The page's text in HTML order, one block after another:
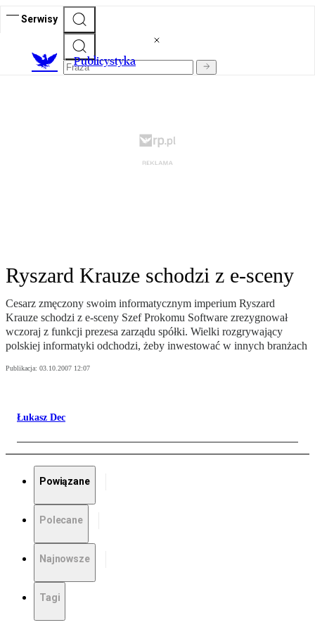
Serwisy
Publicystyka
Ryszard Krauze schodzi z e-sceny
Cesarz zmęczony swoim informatycznym imperium Ryszard
Krauze schodzi z e-sceny Szef Prokomu Software zrezygnował
wczoraj z funkcji prezesa zarządu spółki. Wielki rozgrywający
polskiej informatyki odchodzi, żeby inwestować w innych branżach
Publikacja: 03.10.2007 12:07
Łukasz Dec
Powiązane
Polecane
Najnowsze
Tagi